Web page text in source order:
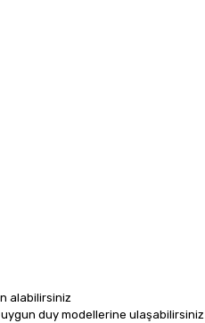
alabilirsiniz
duy modellerine ulaşabilirsiniz